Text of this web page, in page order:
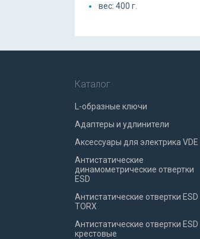
вес: 400 г.
Каталог
L-образные ключи
Адаптеры и удлинители
Аксессуары для электрика VDE
Антистатические
динамометрические отвертки
ESD
Антистатические отвертки ESD
TORX
Антистатические отвертки ESD
крестовые